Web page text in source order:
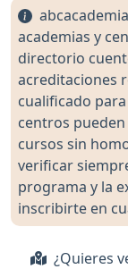
academias y
directorio
acreditaciones
cualificado
centros
cursos sin
verificar
programa y la
inscribirte en
¿Quieres